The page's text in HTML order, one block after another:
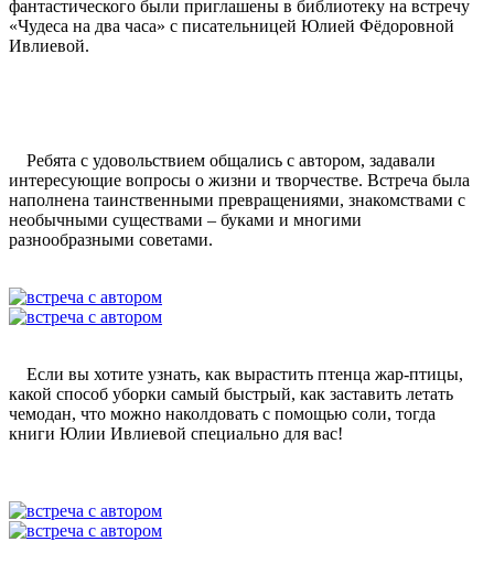
фантастического были приглашены в библиотеку на встречу
«Чудеса на два часа» с писательницей Юлией Фёдоровной
Ивлиевой.
Ребята с удовольствием общались с автором, задавали
интересующие вопросы о жизни и творчестве. Встреча была
наполнена таинственными превращениями, знакомствами с
необычными существами – буками и многими
разнообразными советами.
Если вы хотите узнать, как вырастить птенца жар-птицы,
какой способ уборки самый быстрый, как заставить летать
чемодан, что можно наколдовать с помощью соли, тогда
книги Юлии Ивлиевой специально для вас!